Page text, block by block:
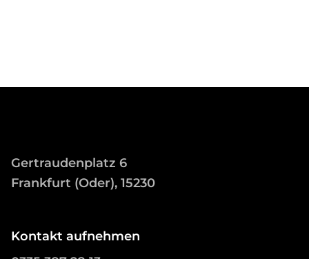
Gertraudenplatz 6
Frankfurt (Oder), 15230
Kontakt aufnehmen